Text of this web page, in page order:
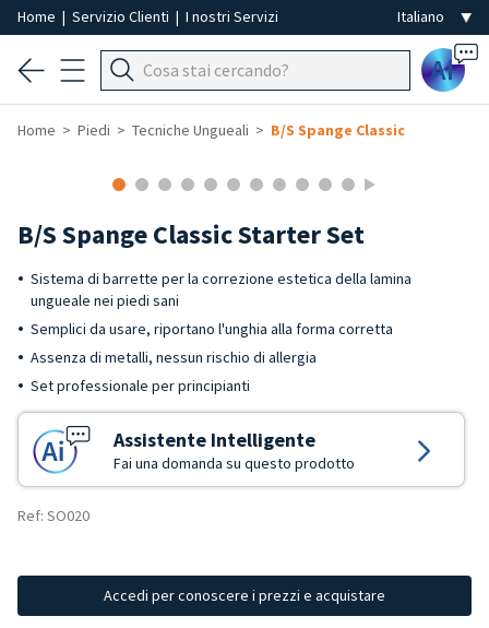
Home | Servizio Clienti | I nostri Servizi
Ai
Home Piedi Tecniche Ungueali B/S Spange Classic
B/S Spange Classic Starter Set
Sistema di barrette per la correzione estetica della lamina
ungueale nei piedi sani
Semplici da usare, riportano l'unghia alla forma corretta
Assenza di metalli, nessun rischio di allergia
Set professionale per principianti
Assistente Intelligente
Fai una domanda su questo prodotto
Ref: SO020
Accedi per conoscere i prezzi e acquistare